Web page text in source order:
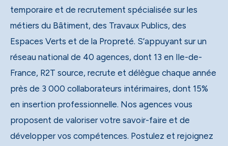
temporaire et de recrutement spécialisée sur les
métiers du Bâtiment, des Travaux Publics, des
Espaces Verts et de la Propreté. S’appuyant sur un
réseau national de 40 agences, dont 13 en Ile-de-
France, R2T source, recrute et délègue chaque année
près de 3 000 collaborateurs intérimaires, dont 15%
en insertion professionnelle. Nos agences vous
proposent de valoriser votre savoir-faire et de
développer vos compétences. Postulez et rejoignez